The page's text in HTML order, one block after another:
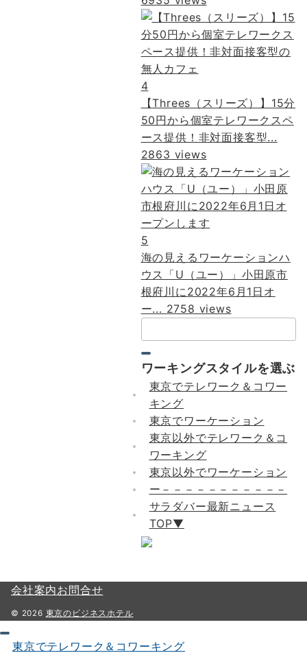
4
【Threes（スリーズ）】15分
50円から個室テレワークスペ
ース提供！非対面接客型...
2863 views
5
海の見えるワーケーションハ
ウス「U（ユー）」小田原市
根府川に2022年6月1日オ
ー... 2758 views
索：
ワーキングスタイルを選ぶ
東京でテレワーク＆コワー
キング
東京でワーケーション
東京以外でテレワーク＆コ
ワーキング
東京以外でワーケーション
ー－－－－－－－－－－－
サラダバー最新ニュース
TOP▼
会社案内お問合せ
© 2026 東京のビジネスホテル
東京でテレワーク＆コワーキング